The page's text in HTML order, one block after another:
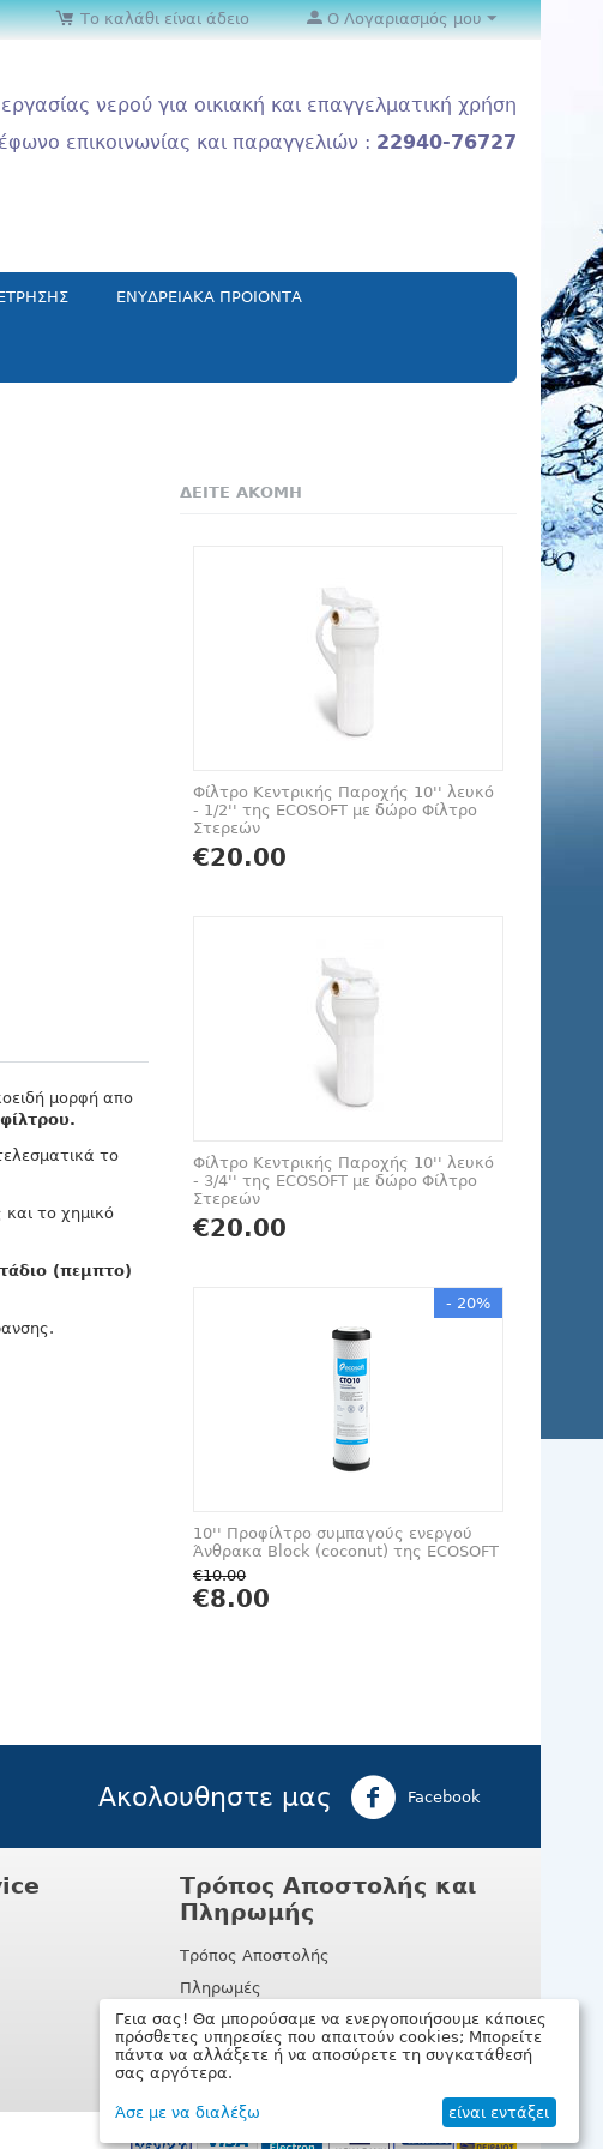
Ο Λογαριασμός μου
Το καλάθι είναι άδειο
νερού για οικιακή και επαγγελματική χρήση
επικοινωνίας και παραγγελιών : 22940-76727
ΕΝΥΔΡΕΙΑΚΑ ΠΡΟΙΟΝΤΑ
μορφή απο
το
και το χημικό
(πεμπτο)
ΔΕΙΤΕ ΑΚΟΜΗ
Φίλτρο Κεντρικής Παροχής 10'' λευκό
- 1/2'' της ECOSOFT με δώρο Φίλτρο
Στερεών
€20.00
Φίλτρο Κεντρικής Παροχής 10'' λευκό
- 3/4'' της ECOSOFT με δώρο Φίλτρο
Στερεών
€20.00
- 20%
10'' Προφίλτρο συμπαγούς ενεργού
Άνθρακα Block (coconut) της ECOSOFT
€10.00
€8.00
Ακολουθηστε μας Facebook
Τρόπος Αποστολής και
Πληρωμής
Τρόπος Αποστολής
Πληρωμές
Γεια σας! Θα μπορούσαμε να ενεργοποιήσουμε κάποιες
πρόσθετες υπηρεσίες που απαιτούν cookies; Μπορείτε
πάντα να αλλάξετε ή να αποσύρετε τη συγκατάθεσή
σας αργότερα.
Άσε με να διαλέξω είναι εντάξει